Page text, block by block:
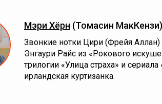
Мэри Хёрн (Томасин
Звонкие нотки Цири (Фрейя
Энгаури Райс из «Рокового
трилогии «Улица страха» и
ирландская куртизанка.